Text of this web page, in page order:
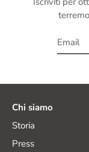
Chi siamo
Storia
Press